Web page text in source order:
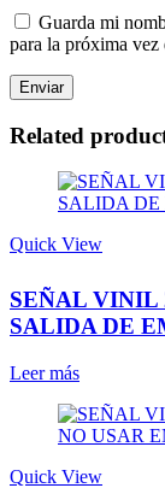
Guarda mi
para la próxima vez
Related
Quick View
SEÑAL VINIL
SALIDA DE
Leer más
Quick View